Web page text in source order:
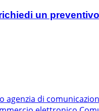
un
agenzia di